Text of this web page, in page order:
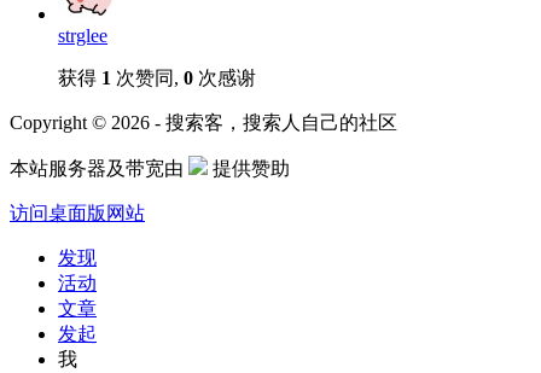
strglee
获得 1 次赞同, 0 次感谢
Copyright © 2026 - 搜索客，搜索人自己的社区
本站服务器及带宽由 提供赞助
访问桌面版网站
发现
活动
文章
发起
我